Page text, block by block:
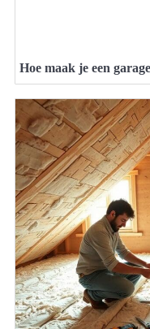
Hoe maak je een